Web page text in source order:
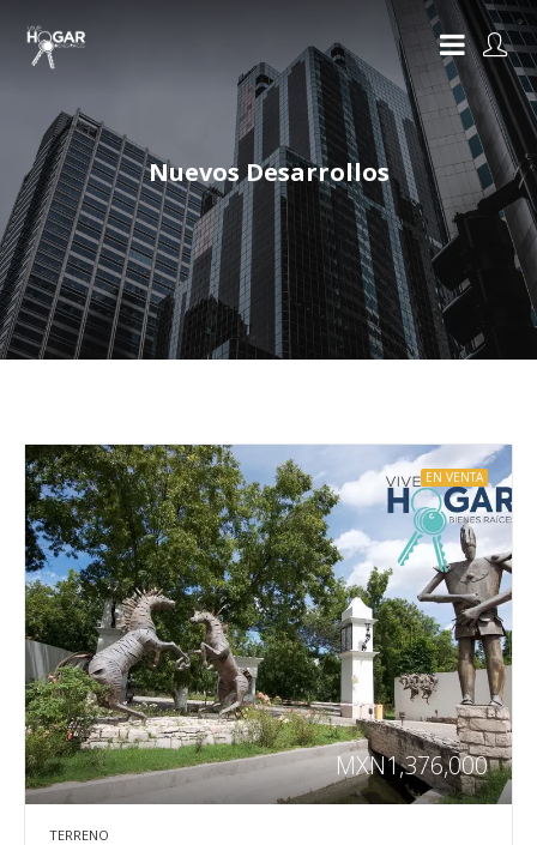
Nuevos Desarrollos
MXN1,376,000
EN VENTA
TERRENO